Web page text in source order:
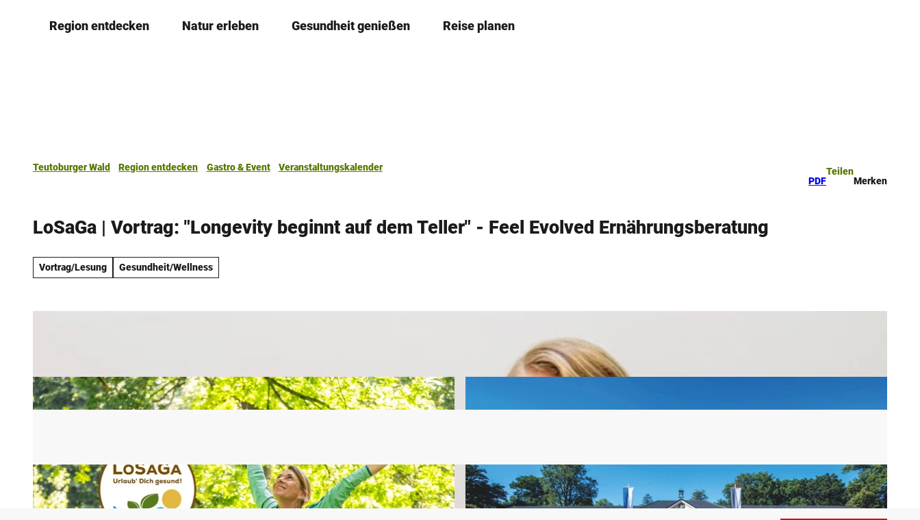
Region entdecken Natur erleben Gesundheit genießen Reise planen
Teutoburger Wald Region entdecken Gastro & Event
Veranstaltungskalender
PDF
Teilen
Merken
LoSaGa | Vortrag: "Longevity beginnt auf dem Teller" - Feel Evolved Ernährungsberatung
Vortrag/Lesung Gesundheit/Wellness